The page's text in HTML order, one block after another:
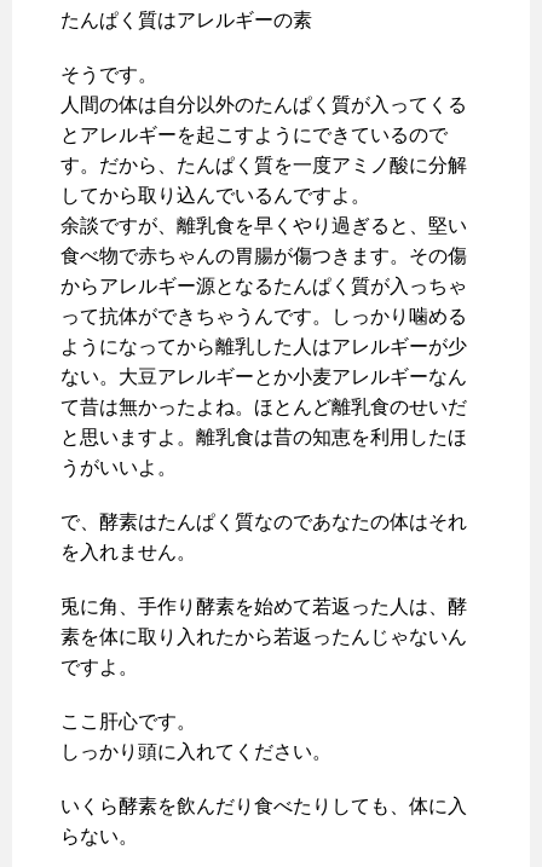
たんぱく質はアレルギーの素
そうです。
人間の体は自分以外のたんぱく質が入ってくる
とアレルギーを起こすようにできているので
す。だから、たんぱく質を一度アミノ酸に分解
してから取り込んでいるんですよ。
余談ですが、離乳食を早くやり過ぎると、堅い
食べ物で赤ちゃんの胃腸が傷つきます。その傷
からアレルギー源となるたんぱく質が入っちゃ
って抗体ができちゃうんです。しっかり噛める
ようになってから離乳した人はアレルギーが少
ない。大豆アレルギーとか小麦アレルギーなん
て昔は無かったよね。ほとんど離乳食のせいだ
と思いますよ。離乳食は昔の知恵を利用したほ
うがいいよ。
で、酵素はたんぱく質なのであなたの体はそれ
を入れません。
兎に角、手作り酵素を始めて若返った人は、酵
素を体に取り入れたから若返ったんじゃないん
ですよ。
ここ肝心です。
しっかり頭に入れてください。
いくら酵素を飲んだり食べたりしても、体に入
らない。